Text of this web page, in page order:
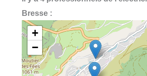
Bresse :
+
−